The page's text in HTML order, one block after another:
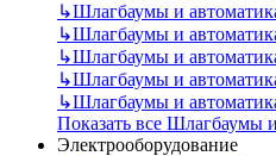
↳Шлагбаумы и
↳Шлагбаумы и
↳Шлагбаумы и
↳Шлагбаумы и
↳Шлагбаумы и
Показать все Шлагбаумы
Электрооборудование